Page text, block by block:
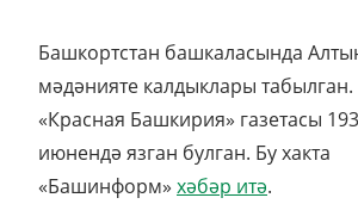
Башкортстан башкаласында
мәдәнияте калдыклары
«Красная Башкирия» газетасы
июнендә язган булган. Бу хакта
«Башинформ» хәбәр итә.